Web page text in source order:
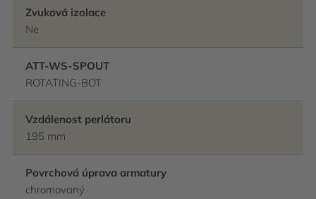
Zvuková izolace
Ne
ATT-WS-SPOUT
ROTATING-BOT
Vzdálenost perlátoru
195 mm
Povrchová úprava armatury
chromovaný